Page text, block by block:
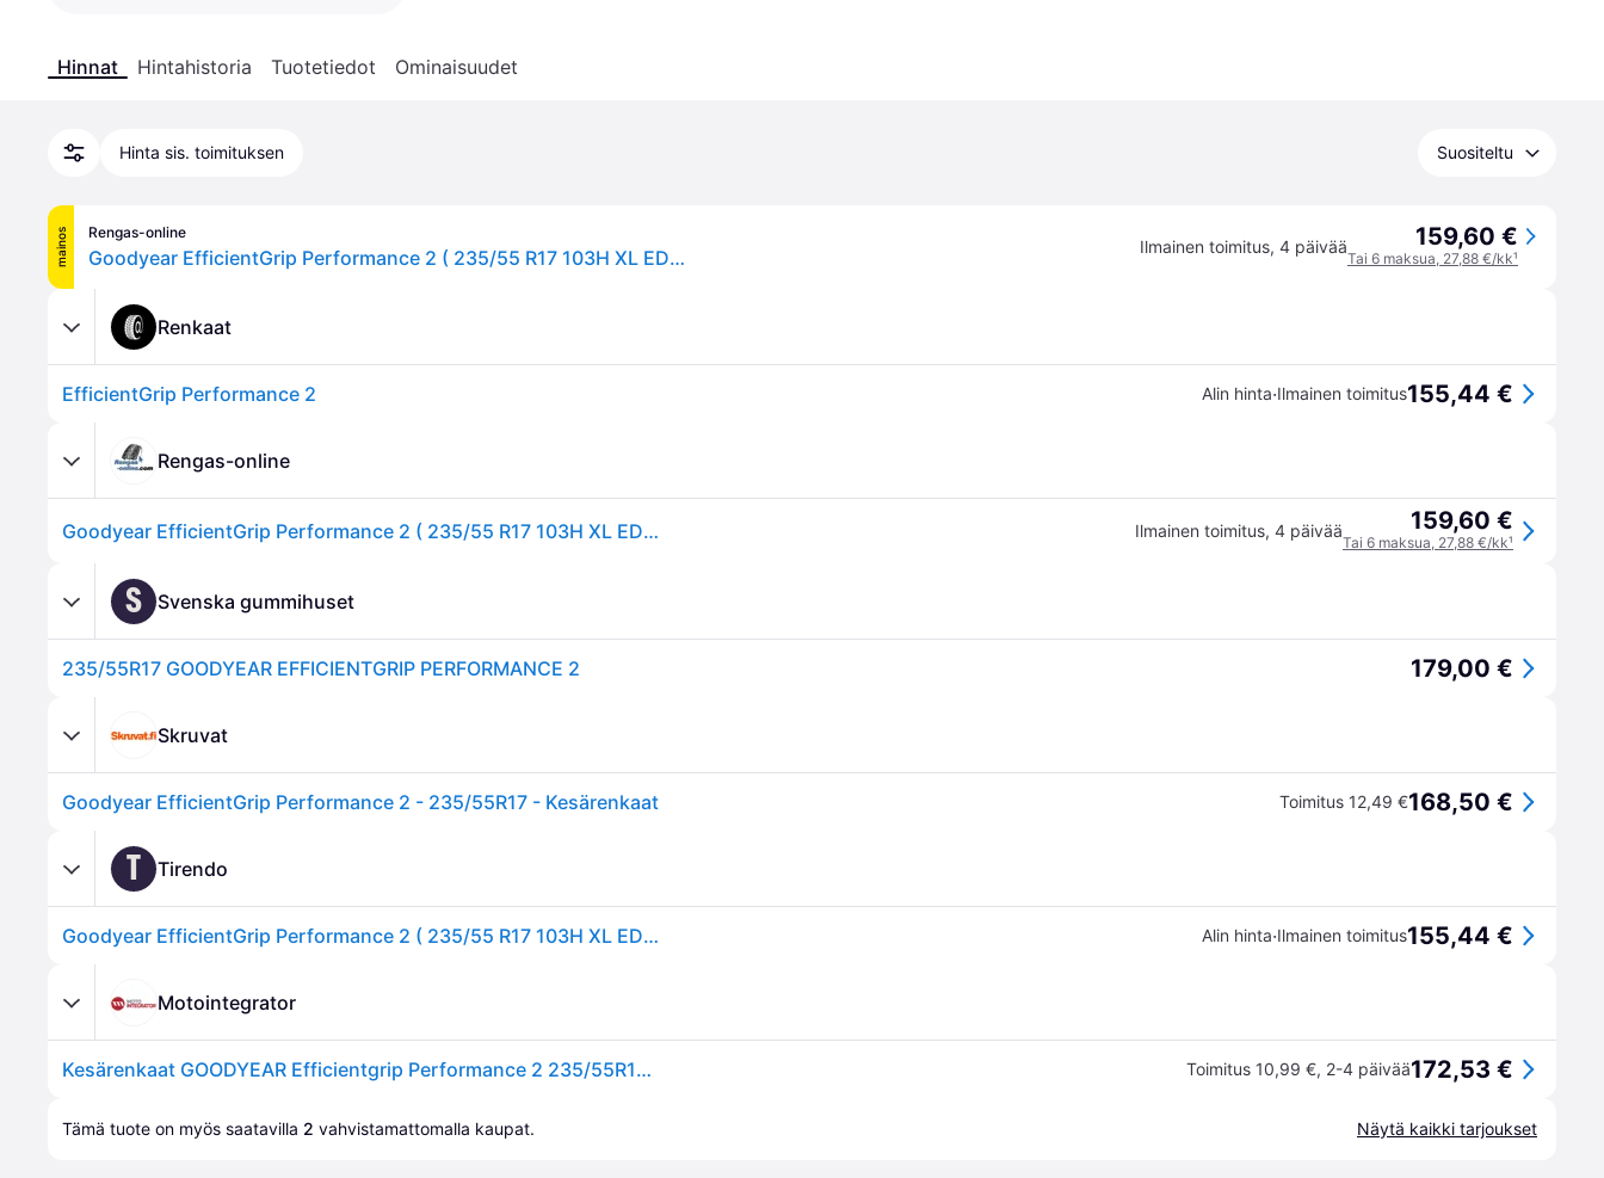
Hinnat Hintahistoria Tuotetiedot Ominaisuudet
Hinta sis. toimituksen Suositeltu
mainos Rengas-online
Goodyear EfficientGrip Performance 2 ( 235/55 R17 103H XL EDR ) Ilmainen toimitus, 4 päivää 159,60 €
Tai 6 maksua, 27,88 €/kk¹
Renkaat
EfficientGrip Performance 2 Alin hinta·Ilmainen toimitus155,44 €
Rengas-online
Goodyear EfficientGrip Performance 2 ( 235/55 R17 103H XL EDR ) Ilmainen toimitus, 4 päivää 159,60 €
Tai 6 maksua, 27,88 €/kk¹
S Svenska gummihuset
235/55R17 GOODYEAR EFFICIENTGRIP PERFORMANCE 2 179,00 €
Skruvat
Goodyear EfficientGrip Performance 2 - 235/55R17 - Kesärenkaat Toimitus 12,49 €168,50 €
T Tirendo
Goodyear EfficientGrip Performance 2 ( 235/55 R17 103H XL EDR ) Alin hinta·Ilmainen toimitus155,44 €
Motointegrator
Kesärenkaat GOODYEAR Efficientgrip Performance 2 235/55R17 103H XL Toimitus 10,99 €, 2-4 päivää172,53 €
Tämä tuote on myös saatavilla 2 vahvistamattomalla kaupat. Näytä kaikki tarjoukset